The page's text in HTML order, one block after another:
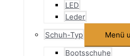
LED
Leder
Schuh-Typ
Menü
Bootsschuhe